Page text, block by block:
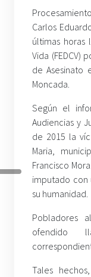
Carlos
últimas horas
Vida
de Asesinato
Moncada.
Según el
Audiencias y
de 2015 la
Maria,
Francisco
imputado con
su humanidad.
Pobladores
ofendido
Tales